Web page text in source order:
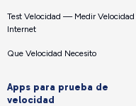
Test Velocidad — Medir Velocidad
Internet
Que Velocidad Necesito
Apps para prueba de
velocidad